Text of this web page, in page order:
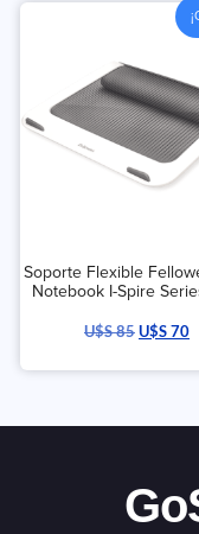
Soporte Flexible
Notebook I-Spire
U$S85U$S70